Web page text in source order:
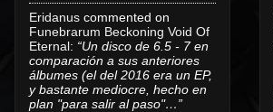
Eridanus commented on
Funebrarum Beckoning Void Of
Eternal: “Un disco de 6.5 - 7 en
comparación a sus anteriores
álbumes (el del 2016 era un EP,
y bastante mediocre, hecho en
plan "para salir al paso"…”